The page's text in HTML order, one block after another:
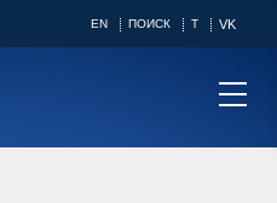
EN ПОИСК T VK